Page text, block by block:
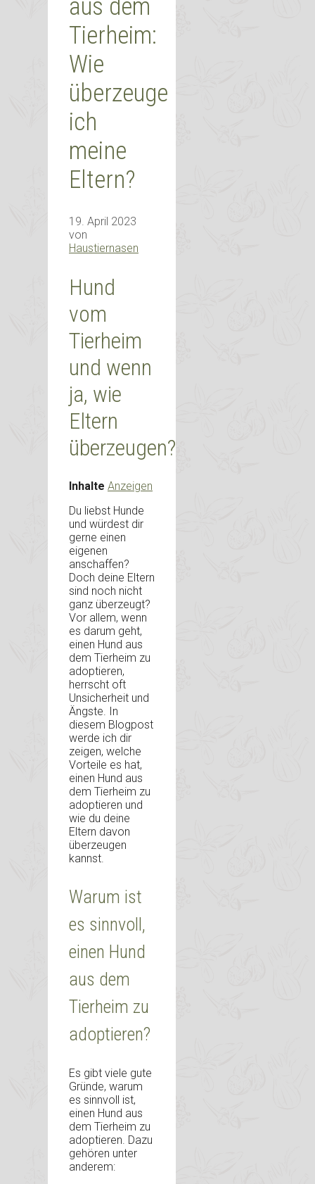
aus dem
Tierheim:
Wie
überzeuge
ich
meine
Eltern?
19. April 2023
von
Haustiernasen
Hund
vom
Tierheim
und wenn
ja, wie
Eltern
überzeugen?
Inhalte Anzeigen
Du liebst Hunde
und würdest dir
gerne einen
eigenen
anschaffen?
Doch deine Eltern
sind noch nicht
ganz überzeugt?
Vor allem, wenn
es darum geht,
einen Hund aus
dem Tierheim zu
adoptieren,
herrscht oft
Unsicherheit und
Ängste. In
diesem Blogpost
werde ich dir
zeigen, welche
Vorteile es hat,
einen Hund aus
dem Tierheim zu
adoptieren und
wie du deine
Eltern davon
überzeugen
kannst.
Warum ist
es sinnvoll,
einen Hund
aus dem
Tierheim zu
adoptieren?
Es gibt viele gute
Gründe, warum
es sinnvoll ist,
einen Hund aus
dem Tierheim zu
adoptieren. Dazu
gehören unter
anderem: